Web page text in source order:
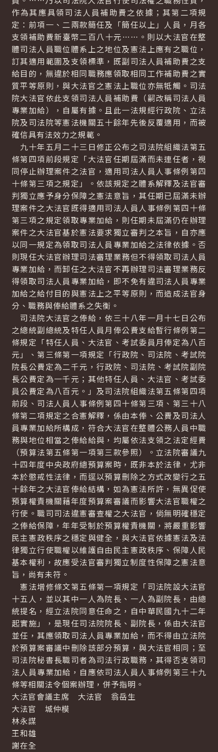
作為其應具領司法人員補助費之依據；其第二項規
定：前項一、二兩款簡任及「簡任以上」人員，月各
支領補助費新臺幣二百八十元……。則以大法官在整
體司法人員職位體系上之地位及憲法上應有之職位，
訂其適用範圍及支領標準，既副司法人員補助費之支
給目的，無違於相同職務應領取相同工作補助費之實
質平等原則，與大法官之憲法上職位亦無牴觸。司法
院大法官依此支領司法人員補助費（嗣改稱司法人員
專業加給），自屬有據。且此一法規經行政院、立法
院及司法院等憲法機關五十餘年先後反覆適用，而被
確信具有法效力之規範。
九十年五月二十三日修正公布之司法院組織法第五
條第四項前段規定「大法官任期屆滿而未連任者，視
同停止辦理案件之法官，適用司法人員人事條例第四
十條第三項之規定」。依該規定之體系解釋及法官審
判獨立應予身分保障之憲法意旨，其任期已屆滿未辦
理案件之大法官既得適用司法人員人事條例第四十條
第三項之規定領取專業加給，則任期未屆滿仍在辦理
案件之大法官基於憲法要求獨立審判之本旨，自亦應
以同一規定為領取司法人員專業加給之法律依據。否
則現任大法官辦理司法審理業務但不得領取司法人員
專業加給，而卸任之大法官不再辦理司法審理業務反
得領取司法人員專業加給，即不免有違司法人員專業
加給之給付目的與憲法上之平等原則，而造成法官身
分、職務與俸給體系之失衡。
司法院大法官之俸給，依三十八年一月十七日公布
之總統副總統及特任人員月俸公費支給暫行條例第二
條規定「特任人員、大法官、考試委員月俸定為八百
元」、第三條第一項規定「行政院、司法院、考試院
院長公費定為二千元，行政院、司法院、考試院副院
長公費定為一千元；其他特任人員、大法官、考試委
員公費定為八百元。」及司法院組織法第五條第四項
前段、司法人員人事條例第四十條第三項、第三十八
條第二項規定之合憲解釋，係由本俸、公費及司法人
員專業加給所構成，符合大法官在整體公務人員中職
務與地位相當之俸給給與，均屬依法支領之法定經費
（預算法第五條第一項第三款參照）。立法院審議九
十四年度中央政府總預算案時，既非本於法律，尤非
本於懲戒性法律，而逕以預算刪除之方式改變行之五
十餘年之大法官俸給結構，如為憲法所許，無異促使
預算權責機關藉年度預算案審議而影響大法官職權之
行使。職司司法違憲審查權之大法官，倘無明確穩定
之俸給保障，年年受制於預算權責機關，將嚴重影響
民主憲政秩序之穩定與健全，與大法官依據憲法及法
律獨立行使職權以維護自由民主憲政秩序、保障人民
基本權利，故應受法官審判獨立制度性保障之憲法意
旨，尚有未符。
憲法增修條文第五條第一項規定「司法院設大法官
十五人，並以其中一人為院長、一人為副院長，由總
統提名，經立法院同意任命之，自中華民國九十二年
起實施」，是現任司法院院長、副院長，係由大法官
並任，其應領取司法人員專業加給，而不得由立法院
於預算案審議中刪除該部分預算，與大法官相同；至
司法院秘書長職司者為司法行政職務，其得否支領司
法人員專業加給，自應依司法人員人事條例第三十九
條等相關法令個案辦理，併予指明。
大法官會議主席 大法官 翁岳生
大法官 城仲模
林永謀
王和雄
謝在全